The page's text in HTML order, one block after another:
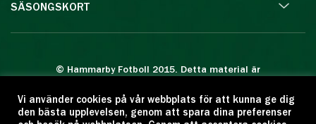
SÄSONGSKORT
© Hammarby Fotboll 2015. Detta material är
Eftertryck eller annan kopiering är förbjuden.
Vi använder cookies på vår webbplats för att kunna ge dig
den bästa upplevelsen, genom att spara dina preferenser